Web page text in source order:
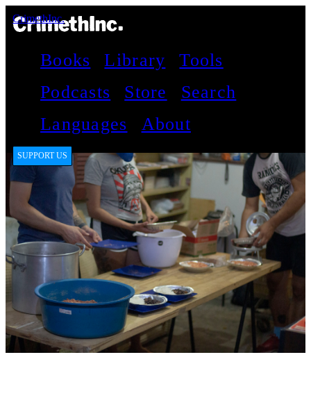
CrimethInc.
Books Library
Tools
Podcasts
Store
Search
Languages
About
SUPPORT US